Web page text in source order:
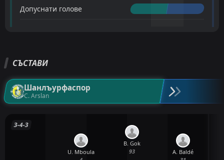
Допуснати голове
СЪСТАВИ
Шанлъурфаспор
C. Arslan
3-4-3
U. Mboula
B. Gok
93
A. Baldé